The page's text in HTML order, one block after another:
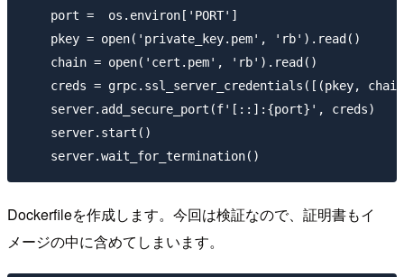
    port =  os.environ['PORT']
    pkey = open('private_key.pem', 'rb').read()
    chain = open('cert.pem', 'rb').read()
creds = grpc.ssl_server_credentials([(pkey,
    server.add_secure_port(f'[::]:{port}', creds)
    server.start()
Dockerfileを作成します。今回は検証なので、証明書もイ
メージの中に含めてしまいます。